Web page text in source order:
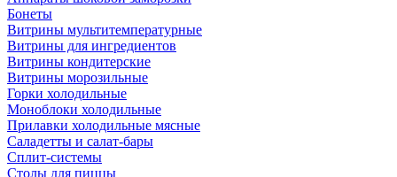
Бонеты
Витрины мультитемпературные
Витрины для ингредиентов
Витрины кондитерские
Витрины морозильные
Горки холодильные
Моноблоки холодильные
Прилавки холодильные мясные
Саладетты и салат-бары
Сплит-системы
Столы для пиццы